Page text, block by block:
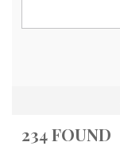
234 FOUND